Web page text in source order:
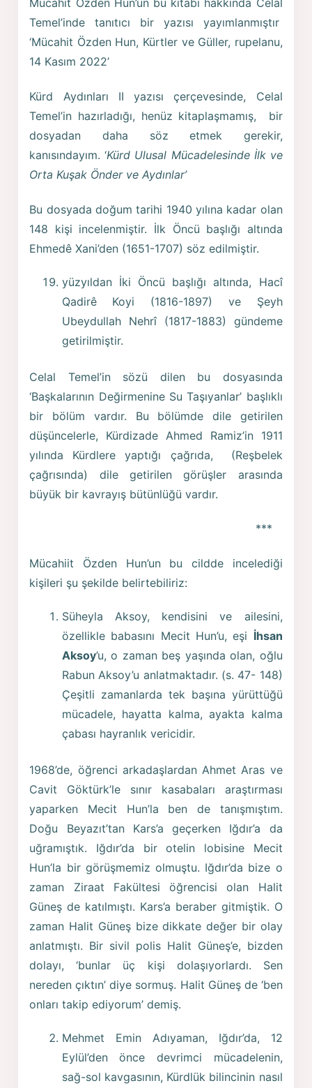
Mücahit Özden Hun’un bu kitabı hakkında Celal
Temel’inde tanıtıcı bir yazısı yayımlanmıştır
‘Mücahit Özden Hun, Kürtler ve Güller, rupelanu,
14 Kasım 2022’
Kürd Aydınları II yazısı çerçevesinde, Celal
Temel’in hazırladığı, henüz kitaplaşmamış, bir
dosyadan daha söz etmek gerekir,
kanısındayım. ‘Kürd Ulusal Mücadelesinde İlk ve
Orta Kuşak Önder ve Aydınlar’
Bu dosyada doğum tarihi 1940 yılına kadar olan
148 kişi incelenmiştir. İlk Öncü başlığı altında
Ehmedê Xani’den (1651-1707) söz edilmiştir.
yüzyıldan İki Öncü başlığı altında, Hacî
Qadirê Koyi (1816-1897) ve Şeyh
Ubeydullah Nehrî (1817-1883) gündeme
getirilmiştir.
Celal Temel’in sözü dilen bu dosyasında
‘Başkalarının Değirmenine Su Taşıyanlar’ başlıklı
bir bölüm vardır. Bu bölümde dile getirilen
düşüncelerle, Kürdizade Ahmed Ramiz’in 1911
yılında Kürdlere yaptığı çağrıda, (Reşbelek
çağrısında) dile getirilen görüşler arasında
büyük bir kavrayış bütünlüğü vardır.
***
Mücahiit Özden Hun’un bu cildde incelediği
kişileri şu şekilde belirtebiliriz:
Süheyla Aksoy, kendisini ve ailesini,
özellikle babasını Mecit Hun’u, eşi İhsan
Aksoy’u, o zaman beş yaşında olan, oğlu
Rabun Aksoy’u anlatmaktadır. (s. 47- 148)
Çeşitli zamanlarda tek başına yürüttüğü
mücadele, hayatta kalma, ayakta kalma
çabası hayranlık vericidir.
1968’de, öğrenci arkadaşlardan Ahmet Aras ve
Cavit Göktürk’le sınır kasabaları araştırması
yaparken Mecit Hun’la ben de tanışmıştım.
Doğu Beyazıt’tan Kars’a geçerken Iğdır’a da
uğramıştık. Iğdır’da bir otelin lobisine Mecit
Hun’la bir görüşmemiz olmuştu. Iğdır’da bize o
zaman Ziraat Fakültesi öğrencisi olan Halit
Güneş de katılmıştı. Kars’a beraber gitmiştik. O
zaman Halit Güneş bize dikkate değer bir olay
anlatmıştı. Bir sivil polis Halit Güneş’e, bizden
dolayı, ‘bunlar üç kişi dolaşıyorlardı. Sen
nereden çıktın’ diye sormuş. Halit Güneş de ‘ben
onları takip ediyorum’ demiş.
Mehmet Emin Adıyaman, Iğdır’da, 12
Eylül’den önce devrimci mücadelenin,
sağ-sol kavgasının, Kürdlük bilincinin nasıl